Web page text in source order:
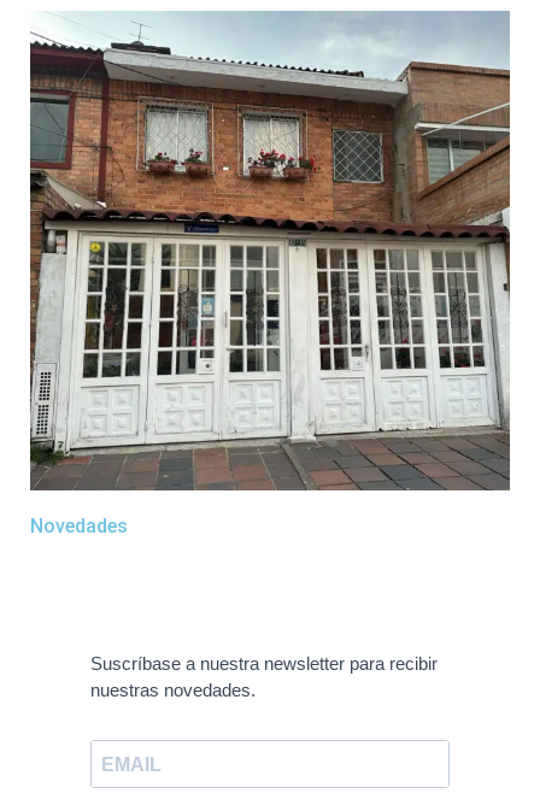
Novedades
Suscríbase a nuestra newsletter para recibir
nuestras novedades.